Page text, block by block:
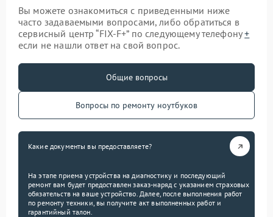
Вы можете ознакомиться с приведенными ниже
часто задаваемыми вопросами, либо обратиться в
сервисный центр “FIX-F+” по следующему телефону+
если не нашли ответ на свой вопрос.
Общие вопросы
Вопросы по ремонту ноутбуков
Какие документы вы предоставляете?
На этапе приема устройства на диагностику и последующий
ремонт вам будет предоставлен заказ-наряд с указанием страховых
обязательств на ваше устройство. Далее, после выполнения работ
по ремонту техники, вы получите акт выполненных работ и
гарантийный талон.